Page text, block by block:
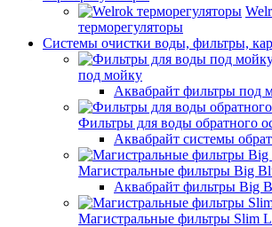
терморегуляторы
Системы очистки воды, фильтры,
под мойку
Аквабрайт фильтры под
Фильтры для воды обратного
Аквабрайт системы
Магистральные фильтры Big
Аквабрайт фильтры Big
Магистральные фильтры Slim